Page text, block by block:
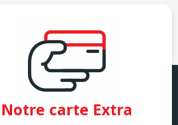
Notre carte Extra